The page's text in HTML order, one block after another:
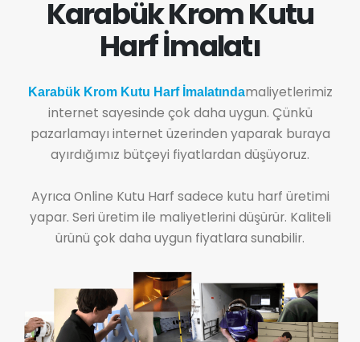
Karabük Krom Kutu
Harf İmalatı
Karabük Krom Kutu Harf İmalatındamaliyetlerimiz
internet sayesinde çok daha uygun. Çünkü
pazarlamayı internet üzerinden yaparak buraya
ayırdığımız bütçeyi fiyatlardan düşüyoruz.
Ayrıca Online Kutu Harf sadece kutu harf üretimi
yapar. Seri üretim ile maliyetlerini düşürür. Kaliteli
ürünü çok daha uygun fiyatlara sunabilir.